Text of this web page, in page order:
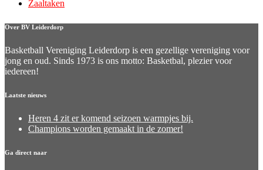
Zaaltaken
Over BV Leiderdorp
Basketball Vereniging Leiderdorp is een gezellige vereniging voor
jong en oud. Sinds 1973 is ons motto: Basketbal, plezier voor
iedereen!
Laatste nieuws
Heren 4 zit er komend seizoen warmpjes bij.
Champions worden gemaakt in de zomer!
Ga direct naar